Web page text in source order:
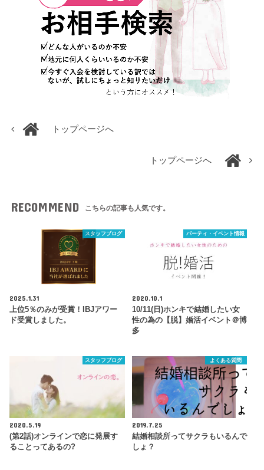
トップページへ
トップページへ
RECOMMEND こちらの記事も人気です。
スタッフブログ
2025.1.31
上位5％のみが受賞！IBJアワー
ド受賞しました。
パーティ・イベント情報
2020.10.1
10/11(日)ホンキで結婚したい女
性の為の【脱】婚活イベント＠博
多
スタッフブログ
2020.5.19
(第2話)オンラインで恋に発展す
ることってあるの?
よくある質問
2019.7.25
結婚相談所ってサクラもいるんで
しょ？